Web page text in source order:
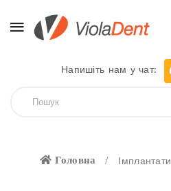
Напишіть нам у чат:
Головна Імплантати